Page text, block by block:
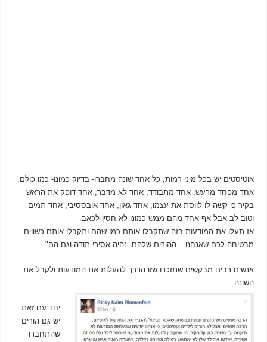
אוטיסטים יש בכל מיני רמות, כל אחד שונה מחברו- בדיוק כמונו- כמו כולם,
אחד מפחד מרעש, אחד מתבודד, אחד לא מדבר, אחד דופק את הראש
בקיר כי קשה לו לווסת את עצמו, אחד גאון, אחד אובססיבי, אחד תמים
וטוב לב אבל אף אחד מהם ממש כמונו לא חסין לכאב.
אז תעלו את המודעות בזה שתקבלו אותם כמו שהם ותקבלו אותם כשווים.
מבטיחה לכם שאנחנו – ההורים שלהם- נהיה אסירי תודה וגם הם".
אנשים רבים מבקשים שתזכרו שזו הדרך להעלות את המודעות ולקבל את
השונה.
יחד עם זאת
יש גם הורים
שהתחברו